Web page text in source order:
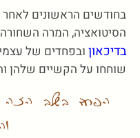
בחודשים הראשונים
הסיטואציה, המרה
בדיכאון ובפחדים של
שוחחו על הקשיים שלהן
הפחד בשלב